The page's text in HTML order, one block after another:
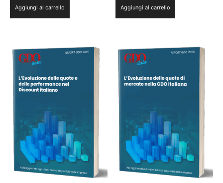
Aggiungi al carrello Aggiungi al carrello